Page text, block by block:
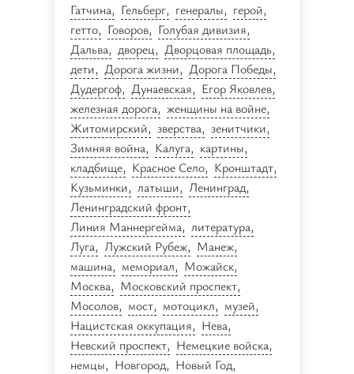
Гатчина Гельберг генералы
герой
гетто Говоров Голубая дивизия
Дальва дворец Дворцовая площадь
дети Дорога жизни Дорога Победы
Дудергоф Дунаевская
Егор Яковлев
железная дорога женщины на войне
Житомирский зверства зенитчики
Зимняя война Калуга картины
кладбище Красное Село Кронштадт
Кузьминки латыши Ленинград
Ленинградский фронт
Линия Маннергейма литература
Луга Лужский Рубеж Манеж
машина мемориал
Можайск
Москва Московский проспект
Мосолов мост мотоцикл
музей
Нацистская оккупация
Нева
Невский проспект Немецкие войска
немцы
Новгород Новый Год